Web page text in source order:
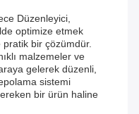
Düzenleyici,
optimize etmek
bir çözümdür.
malzemeler ve
gelerek düzenli,
sistemi
bir ürün haline